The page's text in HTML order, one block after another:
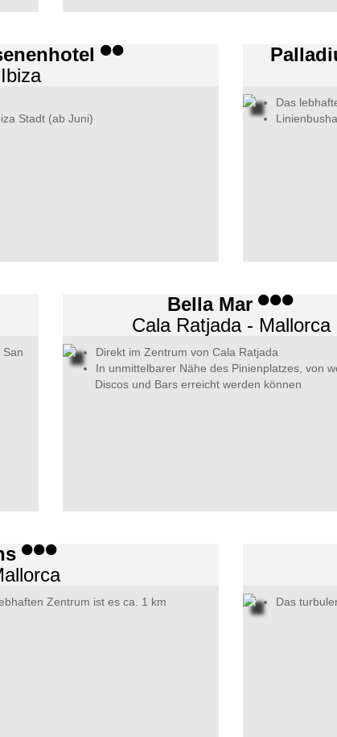
Stadt (ab Juni)
Das
Bella Mar
Cala Ratjada - Mallorca
Direkt im Zentrum von Cala Ratjada
In unmittelbarer Nähe des Pinienplatzes, von
Discos und Bars erreicht werden können
Zentrum ist es ca. 1 km Das